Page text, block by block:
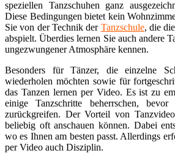
speziellen Tanzschuhen ganz
Diese Bedingungen bietet kein
Sie von der Technik der Tanzschule, die
abspielt. Überdies lernen Sie auch andere
ungezwungener Atmosphäre kennen.
Besonders für Tänzer, die einzelne
wiederholen möchten sowie für
das Tanzen lernen per Video. Es ist zu
einige Tanzschritte beherrschen,
zurückgreifen. Der Vorteil von
beliebig oft anschauen können. Dabei
wo es Ihnen am besten passt. Allerdings
per Video auch Disziplin.